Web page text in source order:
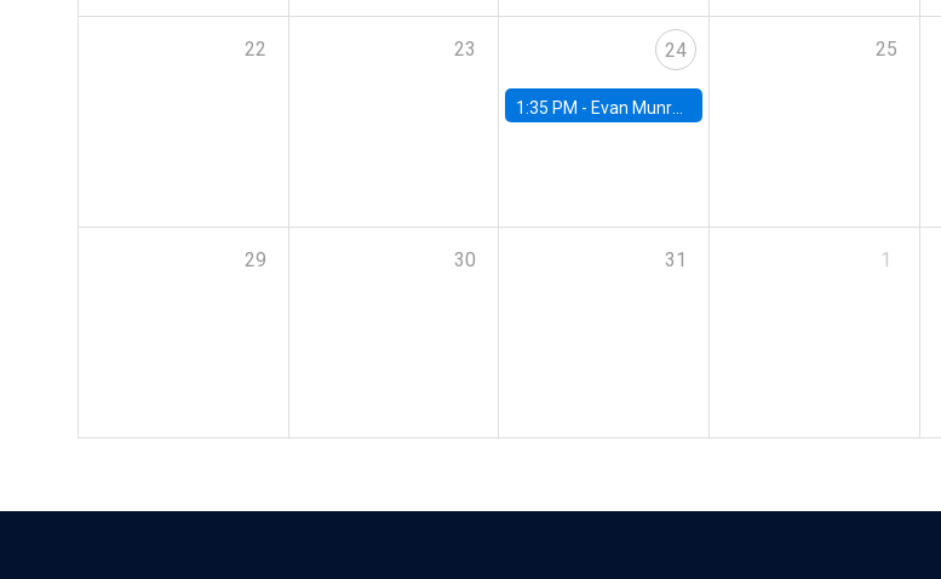
22 23 24
1:35 PM - Evan Munro, Neyman Visiting Assistant Professor in the Department of Statistics at UC Berkeley
25
29 30 31 1